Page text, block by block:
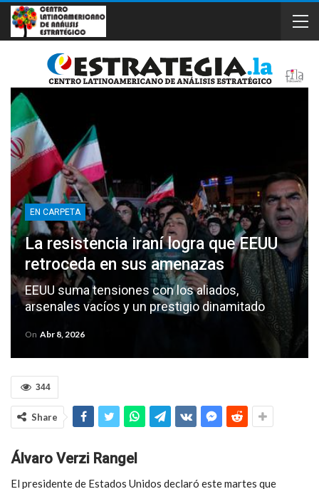
EN CARPETA
La resistencia iraní logra que EEUU
retroceda en sus amenazas
EEUU suma tensiones con los aliados,
arsenales vacíos y un prestigio dinamitado
On Abr 8, 2026
344
Share
Álvaro Verzi Rangel
El presidente de Estados Unidos declaró este martes que